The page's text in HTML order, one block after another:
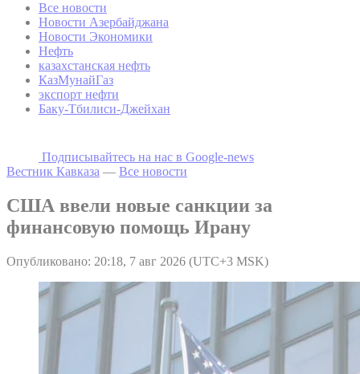
Все новости
Новости Азербайджана
Новости Экономики
Нефть
казахстанская нефть
КазМунайГаз
экспорт нефти
Баку-Тбилиси-Джейхан
Подписывайтесь на наc в Google-news
Вестник Кавказа — Все новости
США ввели новые санкции за
финансовую помощь Ирану
Опубликовано: 20:18, 7 авг 2026 (UTC+3 MSK)